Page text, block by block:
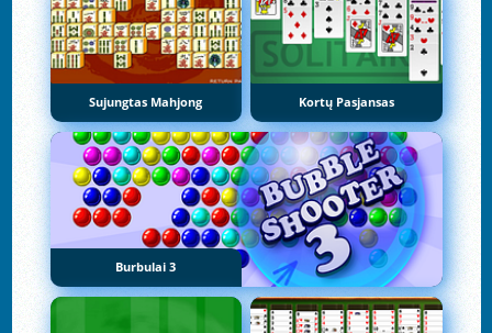
Sujungtas Mahjong Kortų Pasjansas
Burbulai 3